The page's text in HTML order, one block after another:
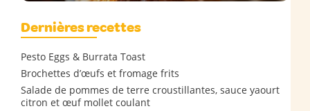
Dernières recettes
Pesto Eggs & Burrata Toast
Brochettes d’œufs et fromage frits
Salade de pommes de terre croustillantes, sauce yaourt
citron et œuf mollet coulant